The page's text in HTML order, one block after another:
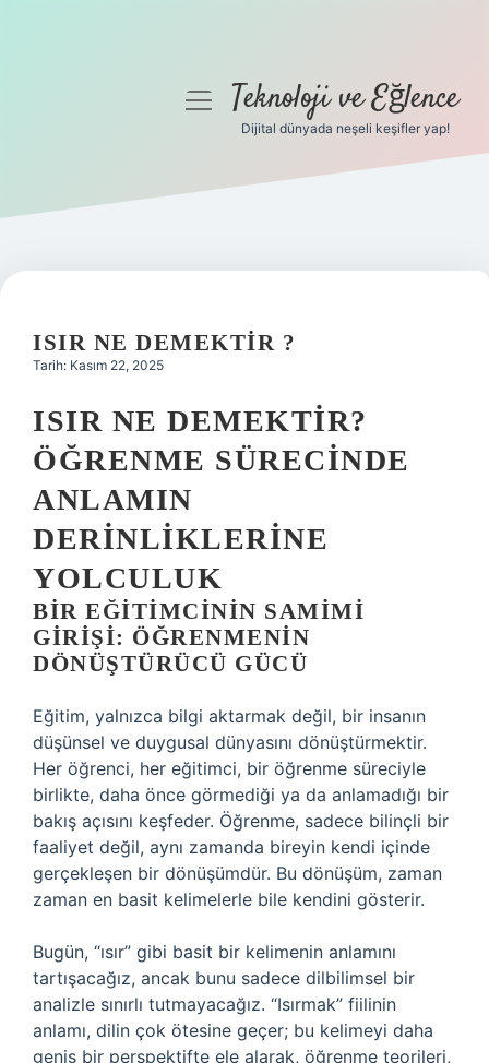
Gizlilik Politikası
Yasal Uyarı
menüyüTeknoloji ve Eğlence
Dijital dünyada neşeli keşifler yap!
ISIR NE DEMEKTIR ?
Tarih: Kasım 22, 2025
ISIR NE DEMEKTIR?
ÖĞRENME SÜRECINDE
ANLAMIN
DERINLIKLERINE
YOLCULUK
BIR EĞITIMCININ SAMIMI
GIRIŞI: ÖĞRENMENIN
DÖNÜŞTÜRÜCÜ GÜCÜ
Eğitim, yalnızca bilgi aktarmak değil, bir insanın
düşünsel ve duygusal dünyasını dönüştürmektir.
Her öğrenci, her eğitimci, bir öğrenme süreciyle
birlikte, daha önce görmediği ya da anlamadığı bir
bakış açısını keşfeder. Öğrenme, sadece bilinçli bir
faaliyet değil, aynı zamanda bireyin kendi içinde
gerçekleşen bir dönüşümdür. Bu dönüşüm, zaman
zaman en basit kelimelerle bile kendini gösterir.
Bugün, “ısır” gibi basit bir kelimenin anlamını
tartışacağız, ancak bunu sadece dilbilimsel bir
analizle sınırlı tutmayacağız. “Isırmak” fiilinin
anlamı, dilin çok ötesine geçer; bu kelimeyi daha
geniş bir perspektifte ele alarak, öğrenme teorileri,